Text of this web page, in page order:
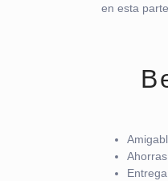
en esta